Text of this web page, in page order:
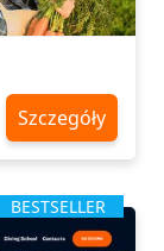
Szczegóły
BESTSELLER